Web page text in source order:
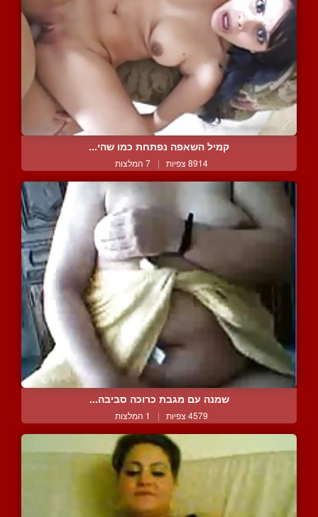
קמיל השאפה נפתחת כמו שהי...
8914 צפיות | 7 המלצות
שמנה עם מגבת כרוכה סביבה...
4579 צפיות | 1 המלצות